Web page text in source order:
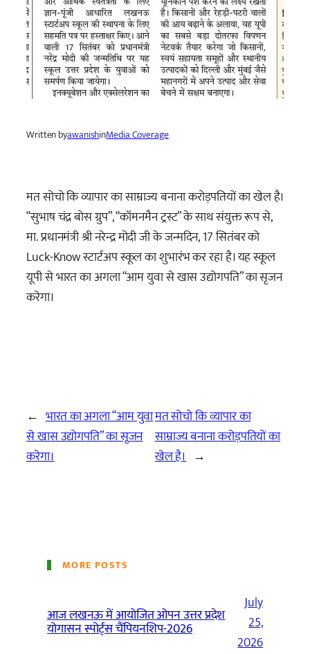
Written byawanishinMedia Coverage
मत सोचो कि व्यापार का साम्राज्य बनाना करोड़पतियों का खेल है।
“सुभाष चंद्र बोस ग्रुप”, “कॉमनमैन ट्रस्ट” के साथ संयुक्त रूप से,
मा. प्रधानमंत्री श्री नरेन्द्र मोदी जी के जन्मदिन, 17 सितंबर को
Luck-Know स्टार्टअप स्कूल का शुभारंभ कर रहा है। यह स्कूल
यूपी से भारत का अगला “आम युवा से खास उद्योगपति” का सृजन
करेगा।
← भारत का अगला “आम युवा
से खास उद्योगपति” का सृजन
करेगा।
मत सोचो कि व्यापार का
साम्राज्य बनाना करोड़पतियों का
खेल है। →
MORE POSTS
आज लखनऊ में आयोजित ओपन उत्तर प्रदेश
योगासन स्पोर्ट्स चैंपियनशिप-2026
July
25,
2026